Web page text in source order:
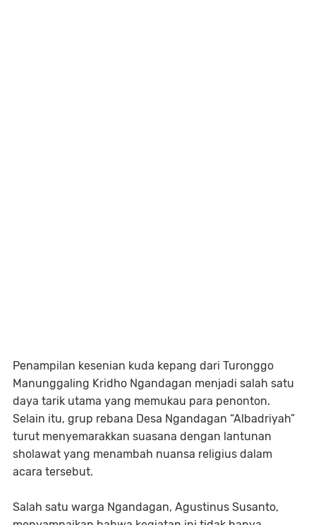
Penampilan kesenian kuda kepang dari Turonggo
Manunggaling Kridho Ngandagan menjadi salah satu
daya tarik utama yang memukau para penonton.
Selain itu, grup rebana Desa Ngandagan “Albadriyah”
turut menyemarakkan suasana dengan lantunan
sholawat yang menambah nuansa religius dalam
acara tersebut.
Salah satu warga Ngandagan, Agustinus Susanto,